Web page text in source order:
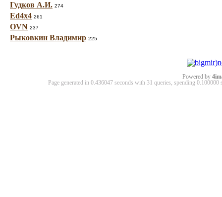
Гудков А.И. 274
Ed4x4 261
OVN 237
Рыковкин Владимир 225
Powered by
Page generated in 0.436047 seconds with 31 queries, spending